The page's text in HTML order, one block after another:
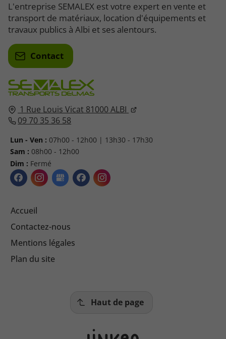
1 Rue Louis Vicat 81000ALBI
09 70 35 36 58
Lun - Ven : 07h00 - 12h00 | 13h30 - 17h30
Sam : 08h00 - 12h00
Dim : Fermé
Accueil
Contactez-nous
Mentions légales
Plan du site
L'entreprise SEMALEX est votre expert en vente et
transport de matériaux, location d'équipements et
travaux publics à Albi et ses alentours.
Contact
Haut de page